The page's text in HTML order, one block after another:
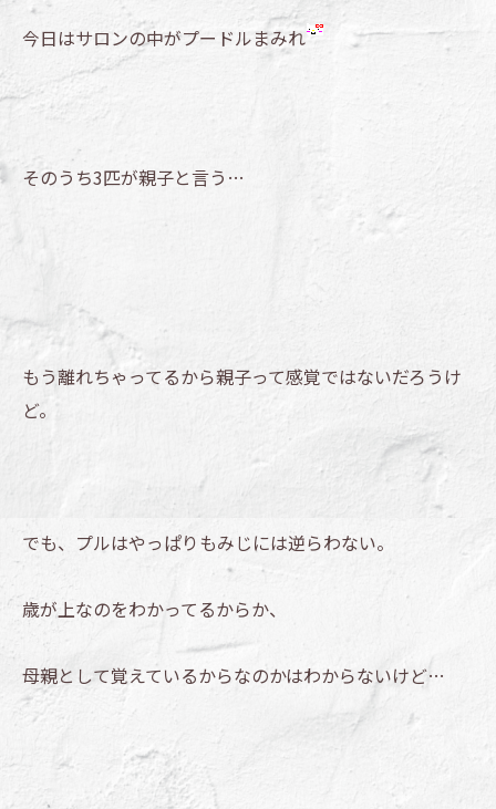
今日はサロンの中がプードルまみれ
そのうち3匹が親子と言う…
もう離れちゃってるから親子って感覚ではないだろうけ
ど。
でも、プルはやっぱりもみじには逆らわない。
歳が上なのをわかってるからか、
母親として覚えているからなのかはわからないけど…